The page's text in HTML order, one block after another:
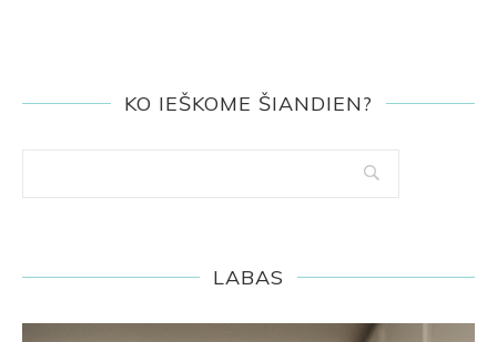
KO IEŠKOME ŠIANDIEN?
LABAS